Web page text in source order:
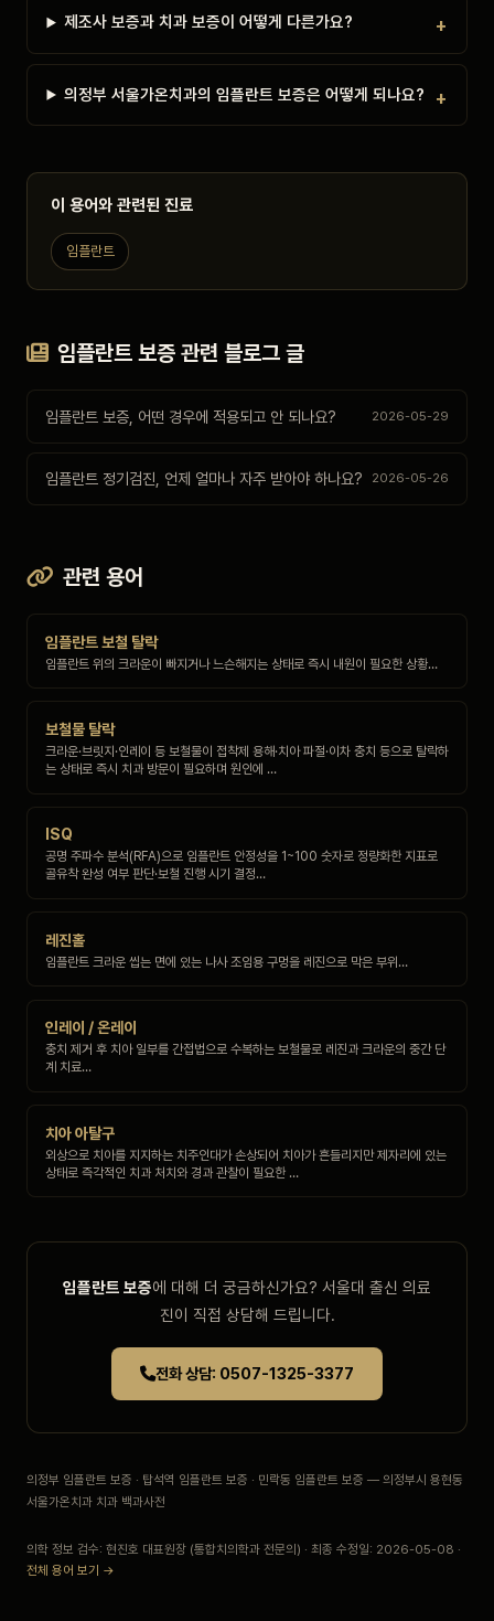
제조사 보증과 치과 보증이 어떻게 다른가요?
의정부 서울가온치과의 임플란트 보증은 어떻게 되나요?
이 용어와 관련된 진료
임플란트
임플란트 보증 관련 블로그 글
임플란트 보증, 어떤 경우에 적용되고 안 되나요? 2026-05-29
임플란트 정기검진, 언제 얼마나 자주 받아야 하나요? 2026-05-26
관련 용어
임플란트 보철 탈락
임플란트 위의 크라운이 빠지거나 느슨해지는 상태로 즉시 내원이 필요한 상황…
보철물 탈락
크라운·브릿지·인레이 등 보철물이 접착제 용해·치아 파절·이차 충치 등으로 탈락하
는 상태로 즉시 치과 방문이 필요하며 원인에 …
ISQ
공명 주파수 분석(RFA)으로 임플란트 안정성을 1~100 숫자로 정량화한 지표로
골유착 완성 여부 판단·보철 진행 시기 결정…
레진홀
임플란트 크라운 씹는 면에 있는 나사 조임용 구멍을 레진으로 막은 부위…
인레이 / 온레이
충치 제거 후 치아 일부를 간접법으로 수복하는 보철물로 레진과 크라운의 중간 단
계 치료…
치아 아탈구
외상으로 치아를 지지하는 치주인대가 손상되어 치아가 흔들리지만 제자리에 있는
상태로 즉각적인 치과 처치와 경과 관찰이 필요한 …
임플란트 보증에 대해 더 궁금하신가요? 서울대 출신 의료
진이 직접 상담해 드립니다.
전화 상담: 0507-1325-3377
의정부 임플란트 보증 · 탑석역 임플란트 보증 · 민락동 임플란트 보증 — 의정부시 용현동
서울가온치과 치과 백과사전
의학 정보 검수: 현진호 대표원장 (통합치의학과 전문의) · 최종 수정일: 2026-05-08 ·
전체 용어 보기 →